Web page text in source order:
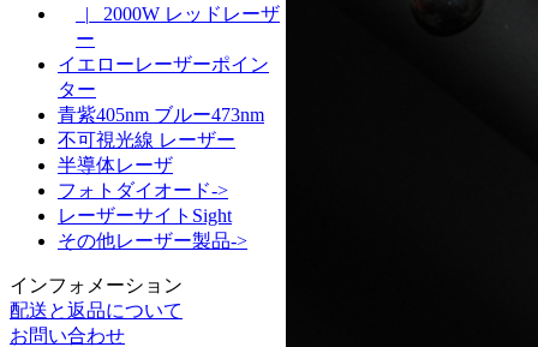
|_ 2000W レッドレーザ
ー
イエローレーザーポイン
ター
青紫405nm ブルー473nm
不可視光線 レーザー
半導体レーザ
フォトダイオード->
レーザーサイトSight
その他レーザー製品->
インフォメーション
配送と返品について
お問い合わせ